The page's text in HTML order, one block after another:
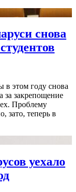
снова
в этом году снова
за закрепощение
Проблему
зато, теперь в
уехало